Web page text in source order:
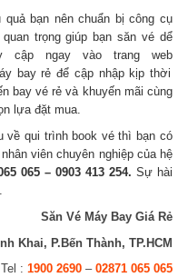
bạn nên chuẩn bị công cụ
trọng giúp bạn săn vé dể
ngay vào trang web
bay rẻ để cập nhập kịp thời
bay vé rẻ và khuyến mãi cùng
lựa đặt mua.
về qui trình book vé thì bạn có
viên chuyên nghiệp của hệ
065 – 0903 413 254. Sự hài
Săn Vé Máy Bay Giá Rẻ
Khai, P.Bến Thành, TP.HCM
Tel : 1900 2690– 02871 065 065